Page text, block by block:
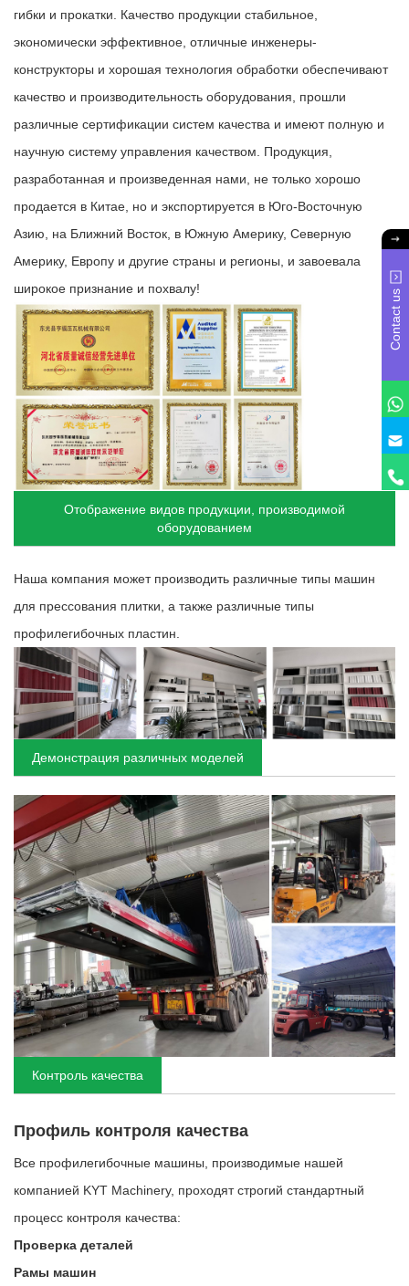
гибки и прокатки. Качество продукции стабильное,
экономически эффективное, отличные инженеры-
конструкторы и хорошая технология обработки обеспечивают
качество и производительность оборудования, прошли
различные сертификации систем качества и имеют полную и
научную систему управления качеством. Продукция,
разработанная и произведенная нами, не только хорошо
продается в Китае, но и экспортируется в Юго-Восточную
Азию, на Ближний Восток, в Южную Америку, Северную
Америку, Европу и другие страны и регионы, и завоевала
широкое признание и похвалу!
Отображение видов продукции, производимой
оборудованием
Наша компания может производить различные типы машин
для прессования плитки, а также различные типы
профилегибочных пластин.
Демонстрация различных моделей
Контроль качества
Профиль контроля качества
Все профилегибочные машины, производимые нашей
компанией KYT Machinery, проходят строгий стандартный
процесс контроля качества:
Проверка деталей
Рамы машин
Contact us